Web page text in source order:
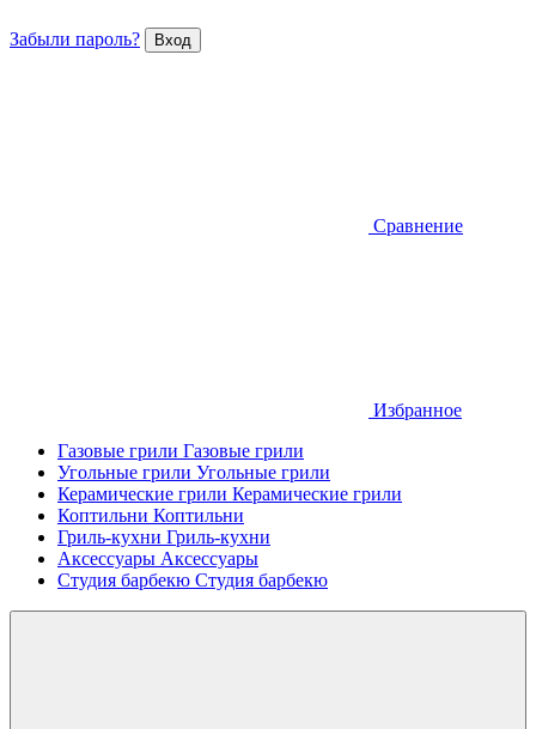
Забыли пароль?
Сравнение
Избранное
Газовые грили Газовые грили
Угольные грили Угольные грили
Керамические грили Керамические грили
Коптильни Коптильни
Гриль-кухни Гриль-кухни
Аксессуары Аксессуары
Студия барбекю Студия барбекю